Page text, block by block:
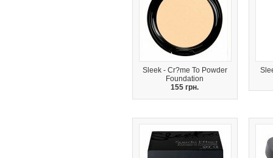
Sleek - Cr?me To Powder
Foundation
155 грн.